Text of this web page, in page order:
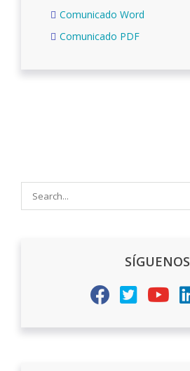
Comunicado Word
Comunicado PDF
SÍGUENOS